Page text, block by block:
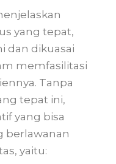
yang tepat,
dan dikuasai
memfasilitasi
Tanpa
tepat ini,
yang bisa
berlawanan
yaitu: